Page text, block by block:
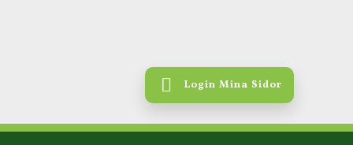
Login Mina Sidor